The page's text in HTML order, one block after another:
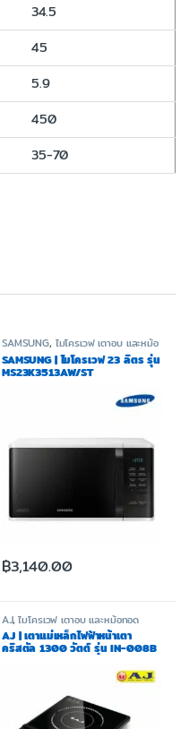
SAMSUNG, ไมโครเวฟ เตาอบ และหม้อ
ทอด
SAMSUNG | ไมโครเวฟ 23 ลิตร รุ่น
MS23K3513AW/ST
฿3,140.00
AJ,ไมโครเวฟ เตาอบ และหม้อทอด
AJ | เตาแม่เหล็กไฟฟ้าหน้าเตา
คริสตัล 1300 วัตต์ รุ่น IN-008B
34.5
45
5.9
450
35-70